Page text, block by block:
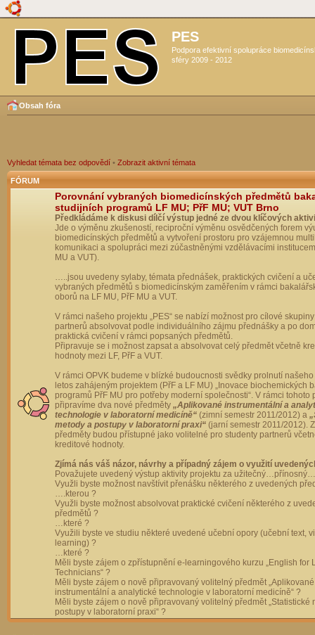
PES
Podpora efektivní spolupráce
sféry 2009 - 2012
Obsah fóra
Vyhledat témata bez odpovědí • Zobrazit aktivní témata
FÓRUM
Porovnání vybraných biomedicínských předmětů
studijních programů LF MU; PřF MU; VUT Brno
Předkládáme k diskusi dílčí výstup jedné ze dvou klíčových
Jde o výměnu zkušeností, reciproční výměnu osvědčených forem
biomedicínských předmětů a vytvoření prostoru pro vzájemnou
komunikaci a spolupráci mezi zúčastněnými vzdělávacími
MU a VUT).
…..jsou uvedeny sylaby, témata přednášek, praktických cvičení a
vybraných předmětů s biomedicínským zaměřením v rámci
oborů na LF MU, PřF MU a VUT.
V rámci našeho projektu „PES“ se nabízí možnost pro cílové
partnerů absolvovat podle individuálního zájmu přednášky a po
praktická cvičení v rámci popsaných předmětů.
Připravuje se i možnost zapsat a absolvovat celý předmět včetně
hodnoty mezi LF, PřF a VUT.
V rámci OPVK budeme v blízké budoucnosti svědky prolnutí
letos zahájeným projektem (PřF a LF MU) „Inovace biochemických
programů PřF MU pro potřeby moderní společnosti“. V rámci tohoto
připravíme dva nové předměty „Aplikované instrumentální a
technologie v laboratorní medicíně“ (zimní semestr 2011/2012) a
metody a postupy v laboratorní praxi“ (jarní semestr 2011/2012).
předměty budou přístupné jako volitelné pro studenty partnerů
kreditové hodnoty.
Zjímá nás váš názor, návrhy a případný zájem o využití
Považujete uvedený výstup aktivity projektu za
Využli byste možnost navštívit přenášku některého z uvedených
….kterou ?
Využli byste možnost absolvovat praktické cvičení některého z
předmětů ?
…které ?
Využili byste ve studiu některé uvedené učební opory (učební text,
learning) ?
…které ?
Měli byste zájem o zpřístupnění e-learningového kurzu „English for
Technicians“ ?
Měli byste zájem o nově připravovaný volitelný předmět „Aplikované
instrumentální a analytické technologie v laboratorní medicíně“ ?
Měli byste zájem o nově připravovaný volitelný předmět „Statistické
postupy v laboratorní praxi“ ?